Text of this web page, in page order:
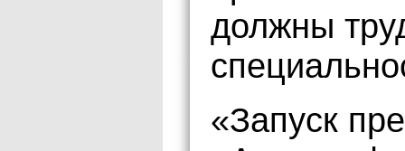
должны
«Запуск